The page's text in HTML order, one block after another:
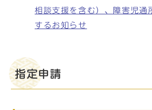
相談支援を含む）、障害児通
するお知らせ
指定申請